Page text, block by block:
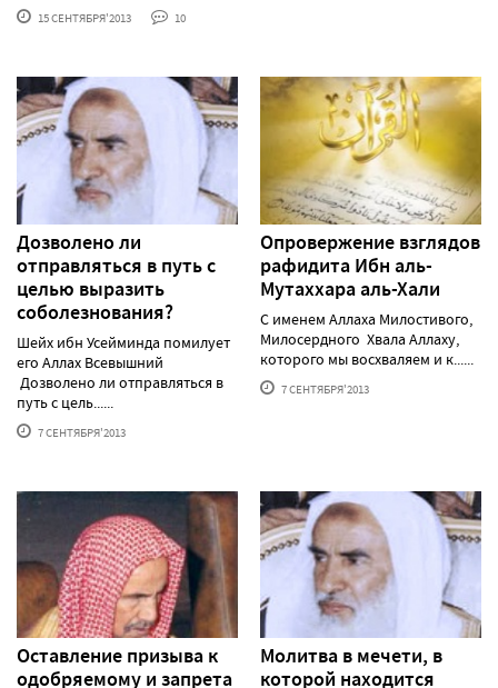
15 СЕНТЯБРЯ'2013 10
Дозволено ли
отправляться в путь с
целью выразить
соболезнования?
Шейх ибн Усейминда помилует
его Аллах Всевышний
Дозволено ли отправляться в
путь с цель......
7 СЕНТЯБРЯ'2013
Опровержение взглядов
рафидита Ибн аль-
Мутаххара аль-Хали
С именем Аллаха Милостивого,
Милосердного Хвала Аллаху,
которого мы восхваляем и к......
7 СЕНТЯБРЯ'2013
Оставление призыва к
одобряемому и запрета
Молитва в мечети, в
которой находится